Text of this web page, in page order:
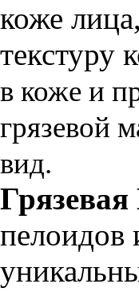
коже
текстуру
в коже и
грязевой
вид.
пелоидов